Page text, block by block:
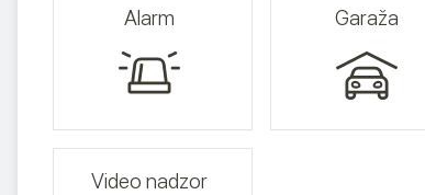
Alarm Garaža
Video nadzor